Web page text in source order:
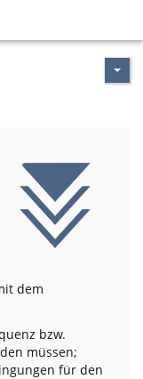
dem
bzw.
müssen;
für den